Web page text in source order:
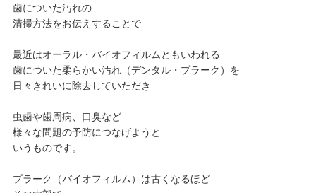
歯についた汚れの
清掃方法をお伝えすることで
最近はオーラル・バイオフィルムともいわれる
歯についた柔らかい汚れ（デンタル・プラーク）を
日々きれいに除去していただき
虫歯や歯周病、口臭など
様々な問題の予防につなげようと
いうものです。
プラーク（バイオフィルム）は古くなるほど